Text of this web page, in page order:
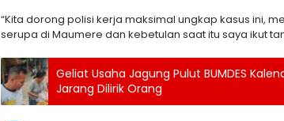
“Kita dorong polisi kerja maksimal ungkap kasus ini,
serupa di Maumere dan kebetulan saat itu saya ikut
Geliat Usaha Jagung Pulut BUMDES
Jarang Dilirik Orang